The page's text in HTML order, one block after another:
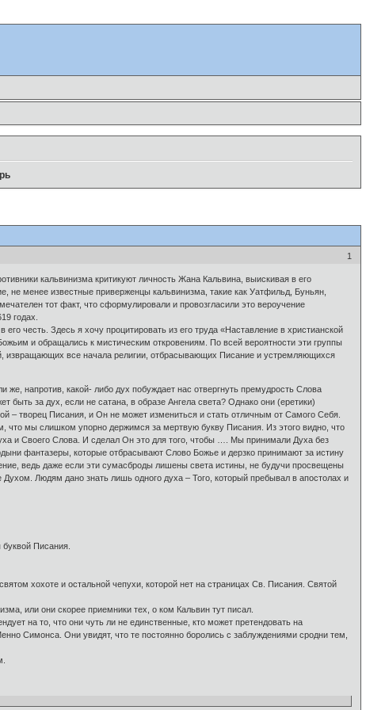
1
кальвинизма критикуют личность Жана Кальвина, выискивая в его
не менее известные приверженцы кальвинизма, такие как Уатфильд, Буньян,
тот факт, что сформулировали и провозгласили это вероучение
годах.
честь. Здесь я хочу процитировать из его труда «Наставление в христианской
и обращались к мистическим откровениям. По всей вероятности эти группы
извращающих все начала религии, отбрасывающих Писание и устремляющихся
напротив, какой- либо дух побуждает нас отвергнуть премудрость Слова
за дух, если не сатана, в образе Ангела света? Однако они (еретики)
– творец Писания, и Он не может измениться и стать отличным от Самого Себя.
что мы слишком упорно держимся за мертвую букву Писания. Из этого видно, что
и Своего Слова. И сделал Он это для того, чтобы …. Мы принимали Духа без
фантазеры, которые отбрасывают Слово Божье и дерзко принимают за истину
ведь даже если эти сумасброды лишены света истины, не будучи просвещены
Людям дано знать лишь одного духа – Того, который пребывал в апостолах и
Писания.
хохоте и остальной чепухи, которой нет на страницах Св. Писания. Святой
или они скорее приемники тех, о ком Кальвин тут писал.
на то, что они чуть ли не единственные, кто может претендовать на
Симонса. Они увидят, что те постоянно боролись с заблуждениями сродни тем,